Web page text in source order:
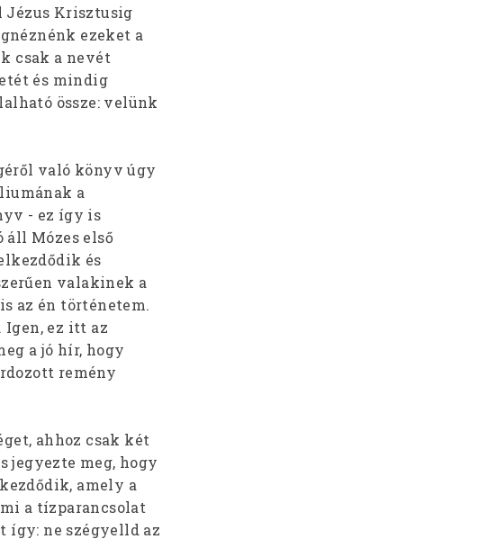
Jézus Krisztusig
ezeket a
csak a nevét
és mindig
össze: velünk
való könyv úgy
a
- ez így is
áll Mózes első
és
valakinek a
az én történetem.
ez itt az
a jó hír, hogy
remény
ahhoz csak két
jegyezte meg, hogy
amely a
a tízparancsolat
így: ne szégyelld az